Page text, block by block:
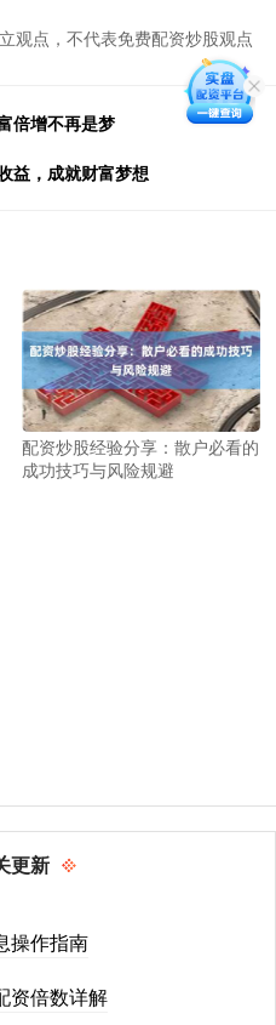
观点，不代表免费配资炒股观点
倍增不再是梦
益，成就财富梦想
配资炒股经验分享：散户必看的
成功技巧与风险规避
更新
操作指南
资倍数详解